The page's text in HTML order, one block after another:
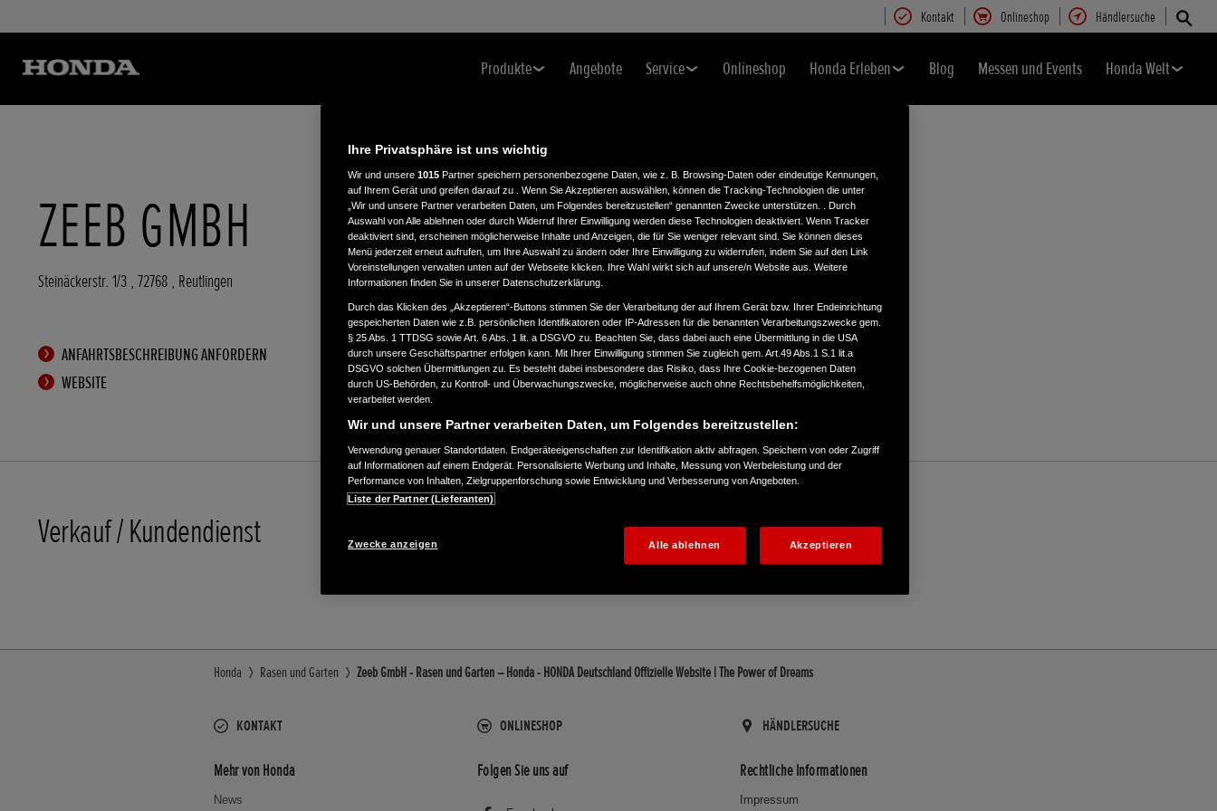
Kontakt Onlineshop Händlersuche
Produkte Angebote Service Onlineshop Honda Erleben Blog Messen und Events Honda Welt
ZEEB GMBH
Steinäckerstr. 1/3 , 72768 , Reutlingen
ANFAHRTSBESCHREIBUNG ANFORDERN
WEBSITE
Verkauf / Kundendienst
Honda Rasen und Garten Zeeb GmbH - Rasen und Garten – Honda - HONDA Deutschland Offizielle Website | The Power of Dreams
KONTAKT ONLINESHOP HÄNDLERSUCHE
Mehr von Honda
News
Folgen Sie uns auf Rechtliche Informationen
Impressum
Ihre Privatsphäre ist uns wichtig
Wir und unsere 1015 Partner speichern personenbezogene Daten, wie z. B. Browsing-Daten oder eindeutige Kennungen,
auf Ihrem Gerät und greifen darauf zu . Wenn Sie Akzeptieren auswählen, können die Tracking-Technologien die unter
„Wir und unsere Partner verarbeiten Daten, um Folgendes bereitzustellen“ genannten Zwecke unterstützen. . Durch
Auswahl von Alle ablehnen oder durch Widerruf Ihrer Einwilligung werden diese Technologien deaktiviert. Wenn Tracker
deaktiviert sind, erscheinen möglicherweise Inhalte und Anzeigen, die für Sie weniger relevant sind. Sie können dieses
Menü jederzeit erneut aufrufen, um Ihre Auswahl zu ändern oder Ihre Einwilligung zu widerrufen, indem Sie auf den Link
Voreinstellungen verwalten unten auf der Webseite klicken. Ihre Wahl wirkt sich auf unsere/n Website aus. Weitere
Informationen finden Sie in unserer Datenschutzerklärung.
Durch das Klicken des „Akzeptieren“-Buttons stimmen Sie der Verarbeitung der auf Ihrem Gerät bzw. Ihrer Endeinrichtung
gespeicherten Daten wie z.B. persönlichen Identifikatoren oder IP-Adressen für die benannten Verarbeitungszwecke gem.
§ 25 Abs. 1 TTDSG sowie Art. 6 Abs. 1 lit. a DSGVO zu. Beachten Sie, dass dabei auch eine Übermittlung in die USA
durch unsere Geschäftspartner erfolgen kann. Mit Ihrer Einwilligung stimmen Sie zugleich gem. Art.49 Abs.1 S.1 lit.a
DSGVO solchen Übermittlungen zu. Es besteht dabei insbesondere das Risiko, dass Ihre Cookie-bezogenen Daten
durch US-Behörden, zu Kontroll- und Überwachungszwecke, möglicherweise auch ohne Rechtsbehelfsmöglichkeiten,
verarbeitet werden.
Wir und unsere Partner verarbeiten Daten, um Folgendes bereitzustellen:
Verwendung genauer Standortdaten. Endgeräteeigenschaften zur Identifikation aktiv abfragen. Speichern von oder Zugriff
auf Informationen auf einem Endgerät. Personalisierte Werbung und Inhalte, Messung von Werbeleistung und der
Performance von Inhalten, Zielgruppenforschung sowie Entwicklung und Verbesserung von Angeboten.
Liste der Partner (Lieferanten)
Zwecke anzeigen Alle ablehnen Akzeptieren